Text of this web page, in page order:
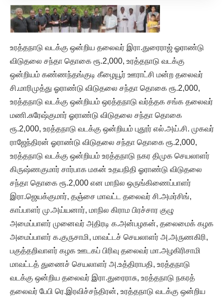
உரத்தநாடு வடக்கு ஒன்றிய தலைவர் இரா.துரைராஜ் ஓராண்டு
விடுதலை சந்தா தொகை ரூ.2,000, உரத்தநாடு வடக்கு
ஒன்றியம் கண்ணந்தங்குடி கீழையூர் ஊராட்சி மன்ற தலைவர்
சி.மாரிமுத்து ஓராண்டு விடுதலை சந்தா தொகை ரூ.2,000,
உரத்தநாடு வடக்கு ஒன்றியம் ஒரத்தநாடு வர்த்தக சங்க தலைவர்
மணி.சுரேஷ்குமார் ஓராண்டு விடுதலை சந்தா தொகை
ரூ.2,000, உரத்தநாடு வடக்கு ஒன்றியம் புதூர் எல்.அய்.சி. முகவர்
ராஜேந்திரன் ஓராண்டு விடுதலை சந்தா தொகை ரூ.2,000,
உரத்தநாடு வடக்கு ஒன்றியம் உரத்தநாடு நகர திமுக செயலாளர்
கிருஷ்ணகுமார் சார்பாக மகன் உதயநிதி ஓராண்டு விடுதலை
சந்தா தொகை ரூ.2,000 என மாநில ஒருங்கிணைப்பாளர்
இரா.ஜெயக்குமார், தஞ்சை மாவட்ட தலைவர் சி.அமர்சிங்,
காப்பாளர் மு.அய்யனார், மாநில கிராம பிரச்சார குழு
அமைப்பாளர் முனைவர் அதிரடி க.அன்பழகன், தலைமைக் கழக
அமைப்பாளர் க.குருசாமி, மாவட்டச் செயலாளர் அ.அருணகிரி,
பகுத்தறிவாளர் கழக ஊடகப் பிரிவு தலைவர் மா.அழகிரிசாமி
மாவட்டத் துணைச் செயலாளர் அ.உத்திராபதி, உரத்தநாடு
வடக்கு ஒன்றிய தலைவர் இரா.துரைராசு, உரத்தநாடு நகரத்
தலைவர் பேபி ரெ.இரவிச்சந்திரன், உரத்தநாடு வடக்கு ஒன்றிய